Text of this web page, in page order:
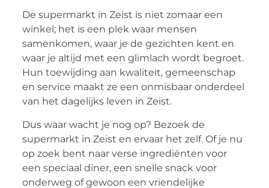
De supermarkt in Zeist is niet zomaar een
winkel; het is een plek waar mensen
samenkomen, waar je de gezichten kent en
waar je altijd met een glimlach wordt begroet.
Hun toewijding aan kwaliteit, gemeenschap
en service maakt ze een onmisbaar onderdeel
van het dagelijks leven in Zeist.
Dus waar wacht je nog op? Bezoek de
supermarkt in Zeist en ervaar het zelf. Of je nu
op zoek bent naar verse ingrediënten voor
een speciaal diner, een snelle snack voor
onderweg of gewoon een vriendelijke